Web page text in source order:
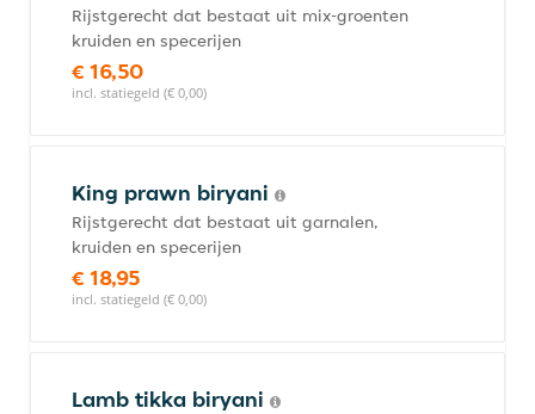
Rijstgerecht dat bestaat uit mix-groenten
kruiden en specerijen
€ 16,50
incl. statiegeld (€ 0,00)
King prawn biryani
Rijstgerecht dat bestaat uit garnalen,
kruiden en specerijen
€ 18,95
incl. statiegeld (€ 0,00)
Lamb tikka biryani